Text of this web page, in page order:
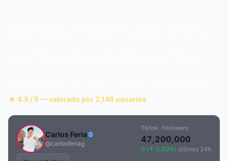
★ 4.9 / 5 — valorado por 2,148 usuarios
Carlos Feria
@carlosferiag
Tiktok · Followers
47,200,000
0 (↑ 0.00%) últimas 24h